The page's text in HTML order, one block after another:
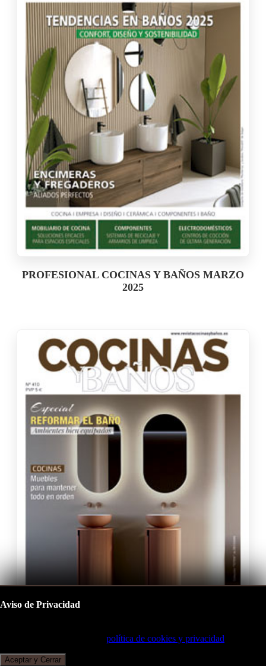
PROFESIONAL COCINAS Y BAÑOS MARZO
2025
COCINAS Y BAÑOS FEBRERO 2025
Aviso de Privacidad
política de cookies y privacidad
Aceptar y Cerrar